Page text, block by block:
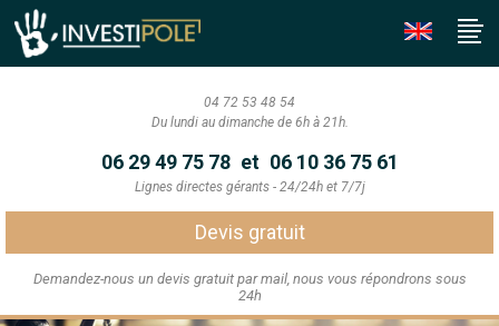
04 72 53 48 54
Du lundi au dimanche de 6h à 21h.
06 29 49 75 78 et 06 10 36 75 61
Lignes directes gérants - 24/24h et 7/7j
Devis gratuit
Demandez-nous un devis gratuit par mail, nous vous répondrons sous
24h